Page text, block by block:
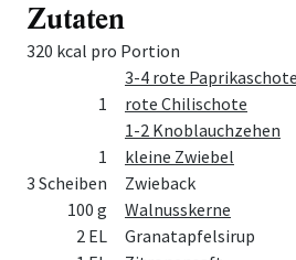
Zutaten
320 kcal pro Portion
3-4 rote
1
rote Chilischote
1-2 Knoblauchzehen
1
kleine Zwiebel
3 Scheiben
Zwieback
100 g
Walnusskerne
2 EL
Granatapfelsirup